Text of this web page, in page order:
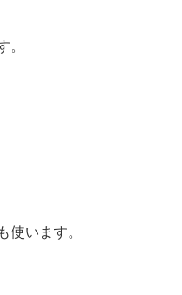
。
使います。